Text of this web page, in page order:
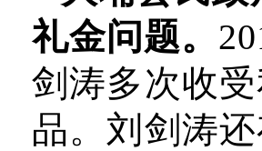
礼金问题。
剑涛多次收
品。刘剑涛